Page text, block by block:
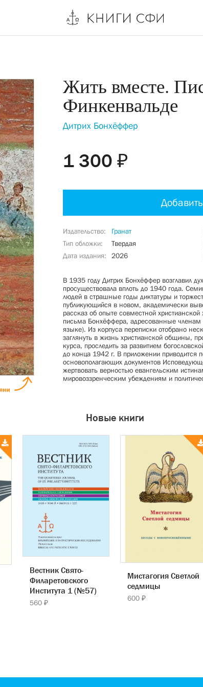
Жить вместе.
Финкенвальде
Дитрих Бонхёффер
1 300 ₽
Издательство Гранат
Тип обложки
Твердая
Дата издания
2026
В 1935 году Дитрих Бонхёффер возглавил
просуществовала вплоть до 1940 года.
людей в страшные годы диктатуры и
публикующийся в новом, академически
рассказ об опыте совместной
письма Бонхёффера, адресованные членам
языке). Из корпуса переписки отобрано
заглянуть в жизнь христианской общины,
курса, проследить за развитием
до конца 1942 г. В приложении приводится
основополагающих документов
жертвовать верностью евангельским
мировоззренческим убеждениям и
Новые книги
Вестник Свято-
Филаретовского
Института 1 (№57)
560 ₽
Мистагогия Светлой
седмицы
600 ₽